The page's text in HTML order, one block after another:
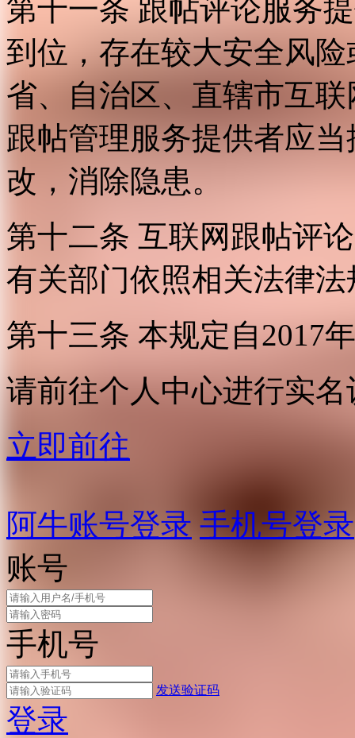
第十一条 跟帖评论服务
到位，存在较大安全风
省、自治区、直辖市互
跟帖管理服务提供者应
改，消除隐患。
第十二条 互联网跟帖评
有关部门依照相关法律
第十三条 本规定自2017
请前往个人中心进行实名
立即前往
阿牛账号登录 手机号登录
账号
手机号
发送验证码
登录